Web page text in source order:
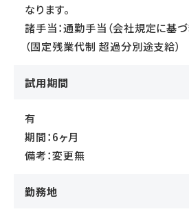
なります。
諸手当：通勤手当（会社規定に基づ
（固定残業代制 超過分別途支給）
試用期間
有
期間：6ヶ月
備考：変更無
勤務地